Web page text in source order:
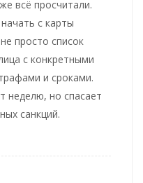
всё просчитали.
с карты
просто список
с конкретными
и сроками.
неделю, но спасает
санкций.